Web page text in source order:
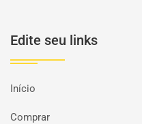
Edite seu links
Início
Comprar